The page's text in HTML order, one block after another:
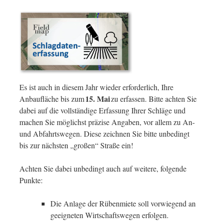
Es ist auch in diesem Jahr wieder erforderlich, Ihre
Anbaufläche bis zum15. Maizu erfassen. Bitte achten Sie
dabei auf die vollständige Erfassung Ihrer Schläge und
machen Sie möglichst präzise Angaben, vor allem zu An-
und Abfahrtswegen. Diese zeichnen Sie bitte unbedingt
bis zur nächsten „großen“ Straße ein!
Achten Sie dabei unbedingt auch auf weitere, folgende
Punkte:
Die Anlage der Rübenmiete soll vorwiegend an
geeigneten Wirtschaftswegen erfolgen.